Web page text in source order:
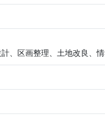
、区画整理、土地改良、